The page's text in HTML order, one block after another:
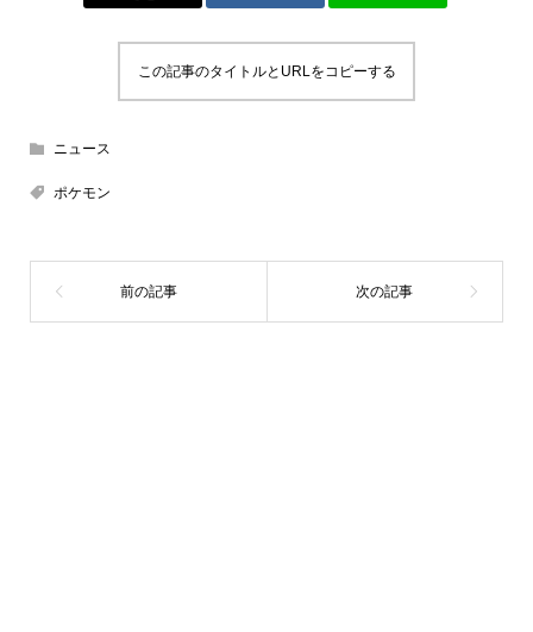
この記事のタイトルとURLをコピーする
ニュース
ポケモン